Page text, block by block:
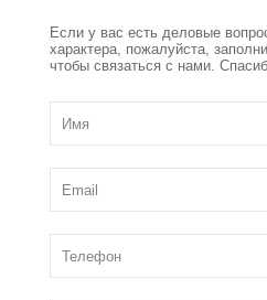
Если у вас есть деловые
характера, пожалуйста,
чтобы связаться с нами.